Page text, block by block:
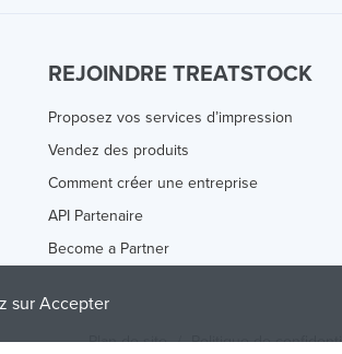
REJOINDRE TREATSTOCK
Proposez vos services d’impression
Vendez des produits
Comment créer une entreprise
API Partenaire
Become a Partner
Plan de site / Politique de
sur Accepter